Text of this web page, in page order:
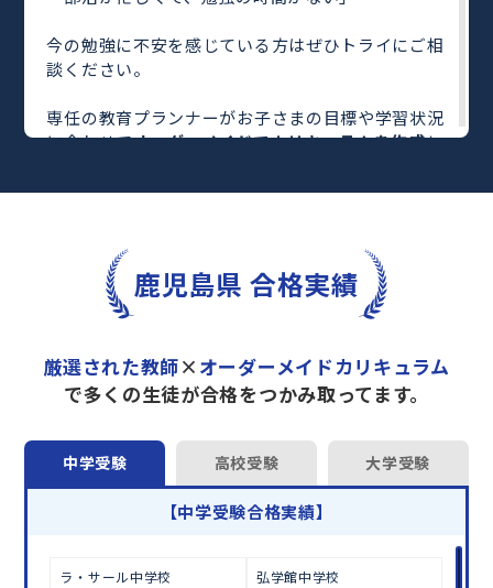
今の勉強に不安を感じている方はぜひトライにご相
談ください。
専任の教育プランナーがお子さまの目標や学習状況
に合わせてオーダーメイドでカリキュラムを作成し
完全マンツーマンで自分に合った教師がわかるまで
さらに、単元別の学習の理解度がわかる
「AI学習診
や授業内容や授業以外の勉強をナビゲートする
「DAILY TRY」
など、豊富な学習コンテンツが
トライで一緒に“自己最高得点”を目指しません
か？
オンラインでの学習面談も承っております。
学習相談のお申し込みはこちら
鹿児島県 合格実績
厳選された教師× オーダーメイドカリキュラム
で多くの生徒が合格をつかみ取ってます。
中学受験 高校受験 大学受験
【中学受験合格実績】
ラ・サール中学校 弘学館中学校